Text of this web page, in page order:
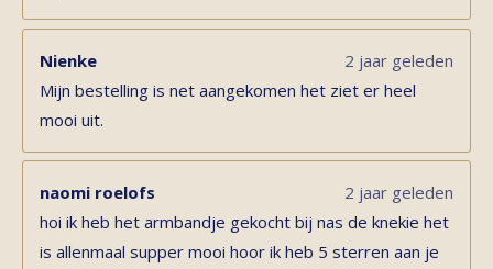
Nienke
2 jaar geleden
Mijn bestelling is net aangekomen het ziet er heel
mooi uit.
naomi roelofs
2 jaar geleden
hoi ik heb het armbandje gekocht bij nas de knekie het
is allenmaal supper mooi hoor ik heb 5 sterren aan je